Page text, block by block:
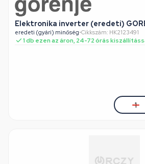
Elektronika inverter (eredeti)
eredeti (gyári) minőség•Cikkszám: HK2123491
1 db ezen az áron, 24-72 órás